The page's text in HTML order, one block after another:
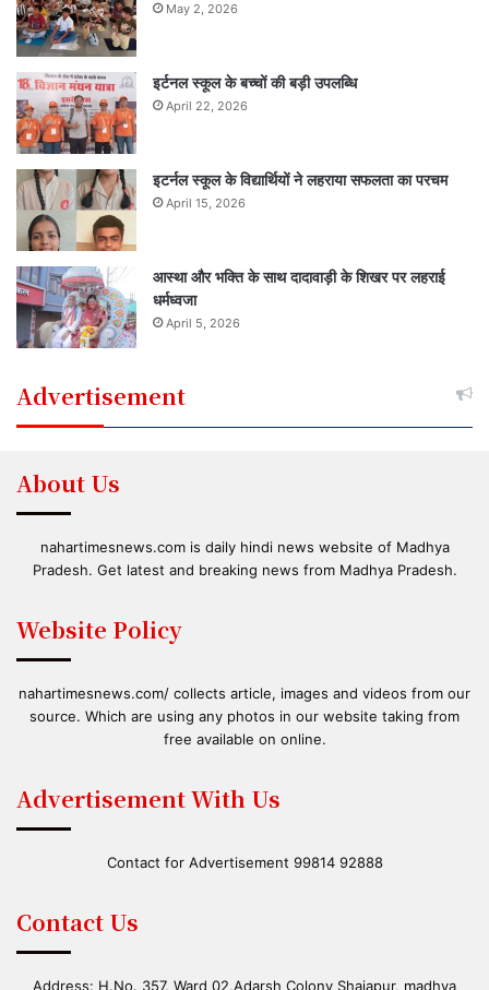
May 2, 2026
इर्टनल स्कूल के बच्चों की बड़ी उपलब्धि
April 22, 2026
इटर्नल स्कूल के विद्यार्थियों ने लहराया सफलता का परचम
April 15, 2026
आस्था और भक्ति के साथ दादावाड़ी के शिखर पर लहराई
धर्मध्वजा
April 5, 2026
Advertisement
About Us
nahartimesnews.com is daily hindi news website of Madhya
Pradesh. Get latest and breaking news from Madhya Pradesh.
Website Policy
nahartimesnews.com/ collects article, images and videos from our
source. Which are using any photos in our website taking from
free available on online.
Advertisement With Us
Contact for Advertisement 99814 92888
Contact Us
Address: H.No. 357, Ward 02,Adarsh Colony Shajapur, madhya